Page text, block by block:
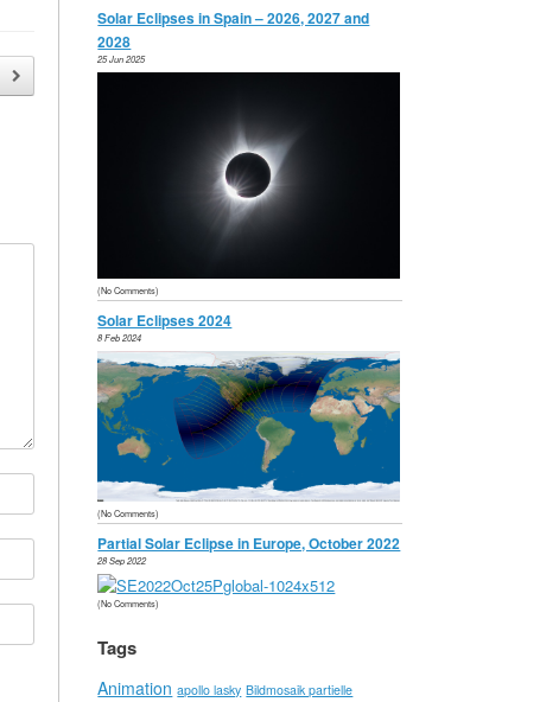
Solar Eclipses in Spain – 2026, 2027 and
2028
25 Jun 2025
(No Comments)
Solar Eclipses 2024
8 Feb 2024
(No Comments)
Partial Solar Eclipse in Europe, October 2022
28 Sep 2022
(No Comments)
Tags
Animation apollo lasky Bildmosaik partielle